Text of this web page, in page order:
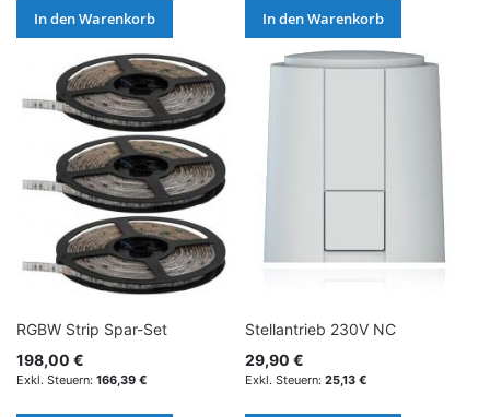
In den Warenkorb In den Warenkorb
RGBW Strip Spar-Set
198,00 €
166,39 €
Stellantrieb 230V NC
29,90 €
25,13 €